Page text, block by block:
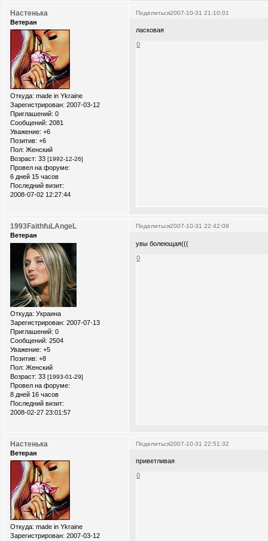
Поделиться2007-10-31 21:10:01
Настенька
Ветеран
Откуда: made in Ykraine
Зарегистрирован: 2007-03-12
Приглашений: 0
Сообщений: 2081
Уважение: +6
Позитив: +6
Пол: Женский
Возраст: 33 [1992-12-26]
Провел на форуме:
6 дней 15 часов
Последний визит:
2008-07-02 12:27:44
ласковая
0
Поделиться2007-10-31 22:42:09
1993FaithfuLAngeL
Ветеран
Откуда: Украина
Зарегистрирован: 2007-07-13
Приглашений: 0
Сообщений: 2504
Уважение: +5
Позитив: +8
Пол: Женский
Возраст: 33 [1993-01-29]
Провел на форуме:
8 дней 16 часов
Последний визит:
2008-02-27 23:01:57
увы болеющая(((
0
Поделиться2007-10-31 22:51:32
Настенька
Ветеран
Откуда: made in Ykraine
Зарегистрирован: 2007-03-12
приветливая
0